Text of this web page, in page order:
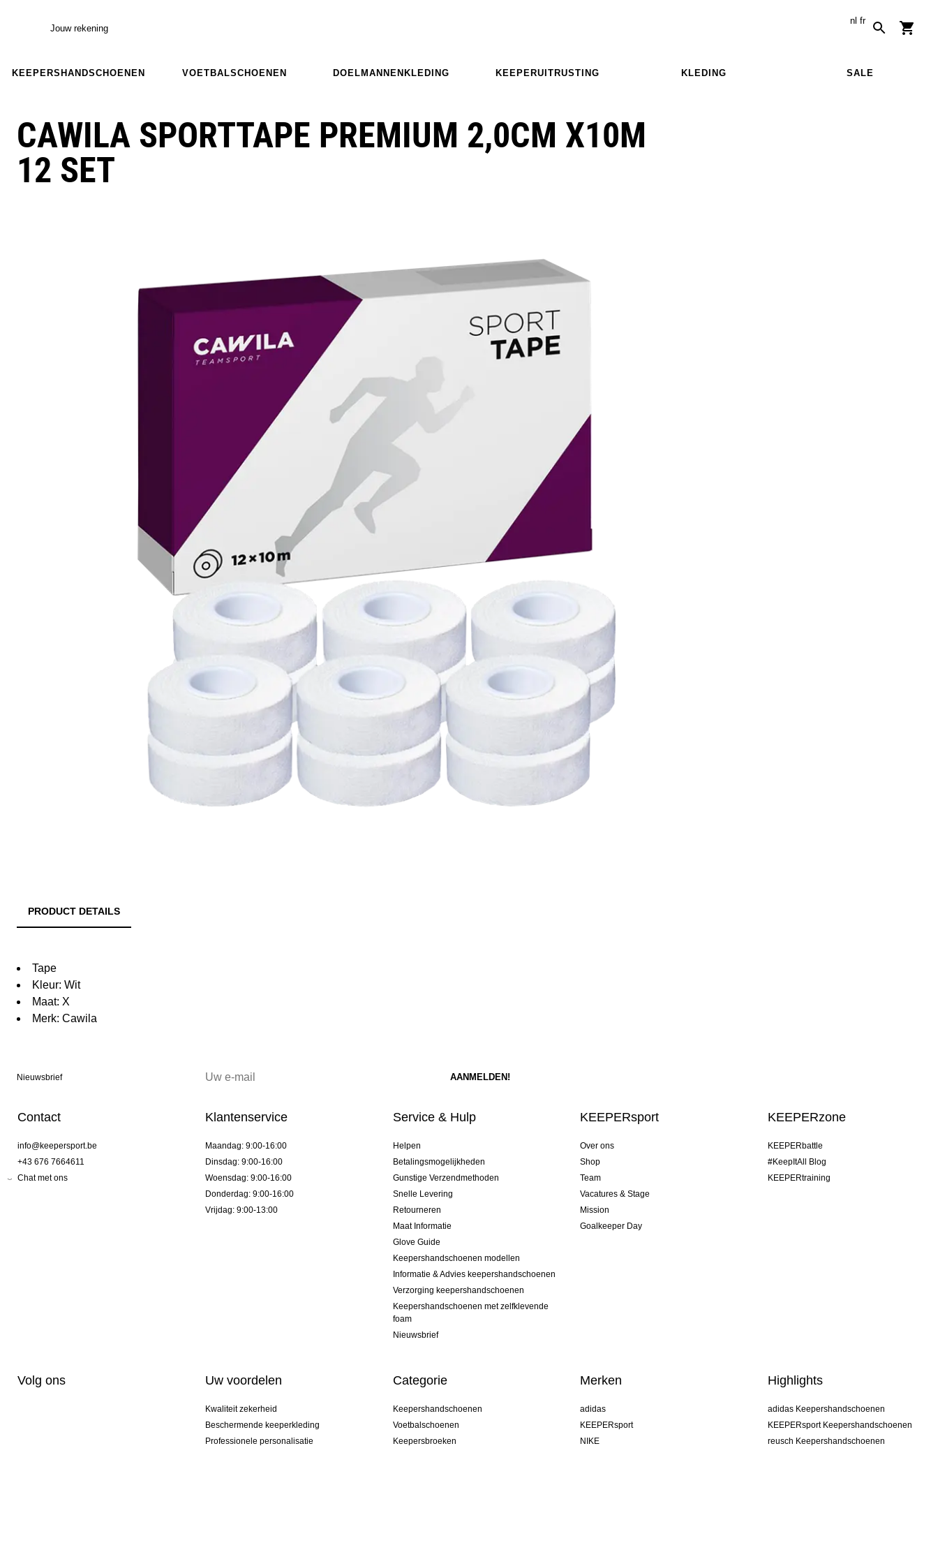
Jouw rekening
nl fr
KEEPERSHANDSCHOENEN VOETBALSCHOENEN DOELMANNENKLEDING KEEPERUITRUSTING KLEDING SALE
CAWILA SPORTTAPE PREMIUM 2,0CM X10M
12 SET
PRODUCT DETAILS
Tape
Kleur: Wit
Maat: X
Merk: Cawila
Nieuwsbrief
Contact
info@keepersport.be
+43 676 7664611
Chat met ons
Klantenservice
Maandag: 9:00-16:00
Dinsdag: 9:00-16:00
Woensdag: 9:00-16:00
Donderdag: 9:00-16:00
Vrijdag: 9:00-13:00
Service & Hulp
Helpen
Betalingsmogelijkheden
Gunstige Verzendmethoden
Snelle Levering
Retourneren
Maat Informatie
Glove Guide
Keepershandschoenen modellen
Informatie & Advies keepershandschoenen
Verzorging keepershandschoenen
Keepershandschoenen met zelfklevende
foam
Nieuwsbrief
KEEPERsport
Over ons
Shop
Team
Vacatures & Stage
Mission
Goalkeeper Day
KEEPERzone
KEEPERbattle
#KeepItAll Blog
KEEPERtraining
Volg ons Uw voordelen
Kwaliteit zekerheid
Beschermende keeperkleding
Professionele personalisatie
Categorie
Keepershandschoenen
Voetbalschoenen
Keepersbroeken
Merken
adidas
KEEPERsport
NIKE
Highlights
adidas Keepershandschoenen
KEEPERsport Keepershandschoenen
reusch Keepershandschoenen